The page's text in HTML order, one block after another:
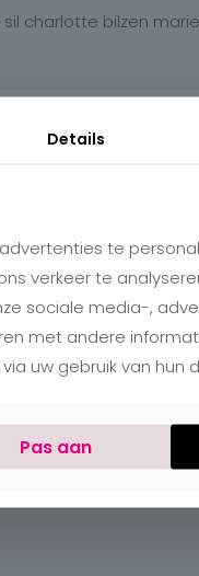
sil charlotte bilzen
Details
te
verkeer te
sociale media-,
met andere
uw gebruik van hun
Pas aan